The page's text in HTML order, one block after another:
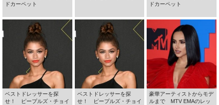
ドカーペット
ドカーペット
ベストドレッサーを探
せ！ ピープルズ・チョイ
ベストドレッサーを探
せ！ ピープルズ・チョイ
豪華アーティストからモデ
ルまで MTV EMAのレッ